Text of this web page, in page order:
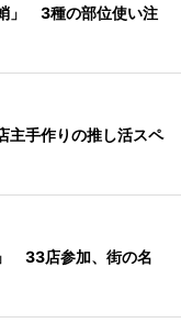
」 3種の部位使い注
手作りの推し活スペ
33店参加、街の名